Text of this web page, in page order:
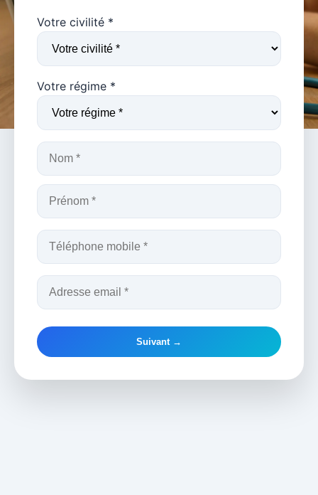
Votre civilité *
Votre régime *
Suivant →